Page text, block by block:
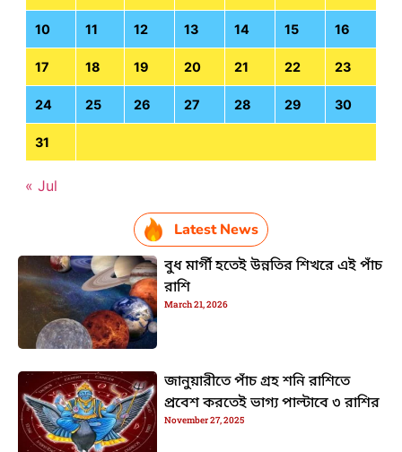
10 11 12 13 14 15 16
17 18 19 20 21 22 23
24 25 26 27 28 29 30
31
« Jul
Latest News
বুধ মার্গী হতেই উন্নতির শিখরে এই পাঁচ
রাশি
March 21, 2026
জানুয়ারীতে পাঁচ গ্রহ শনি রাশিতে
প্রবেশ করতেই ভাগ্য পাল্টাবে ৩ রাশির
November 27, 2025